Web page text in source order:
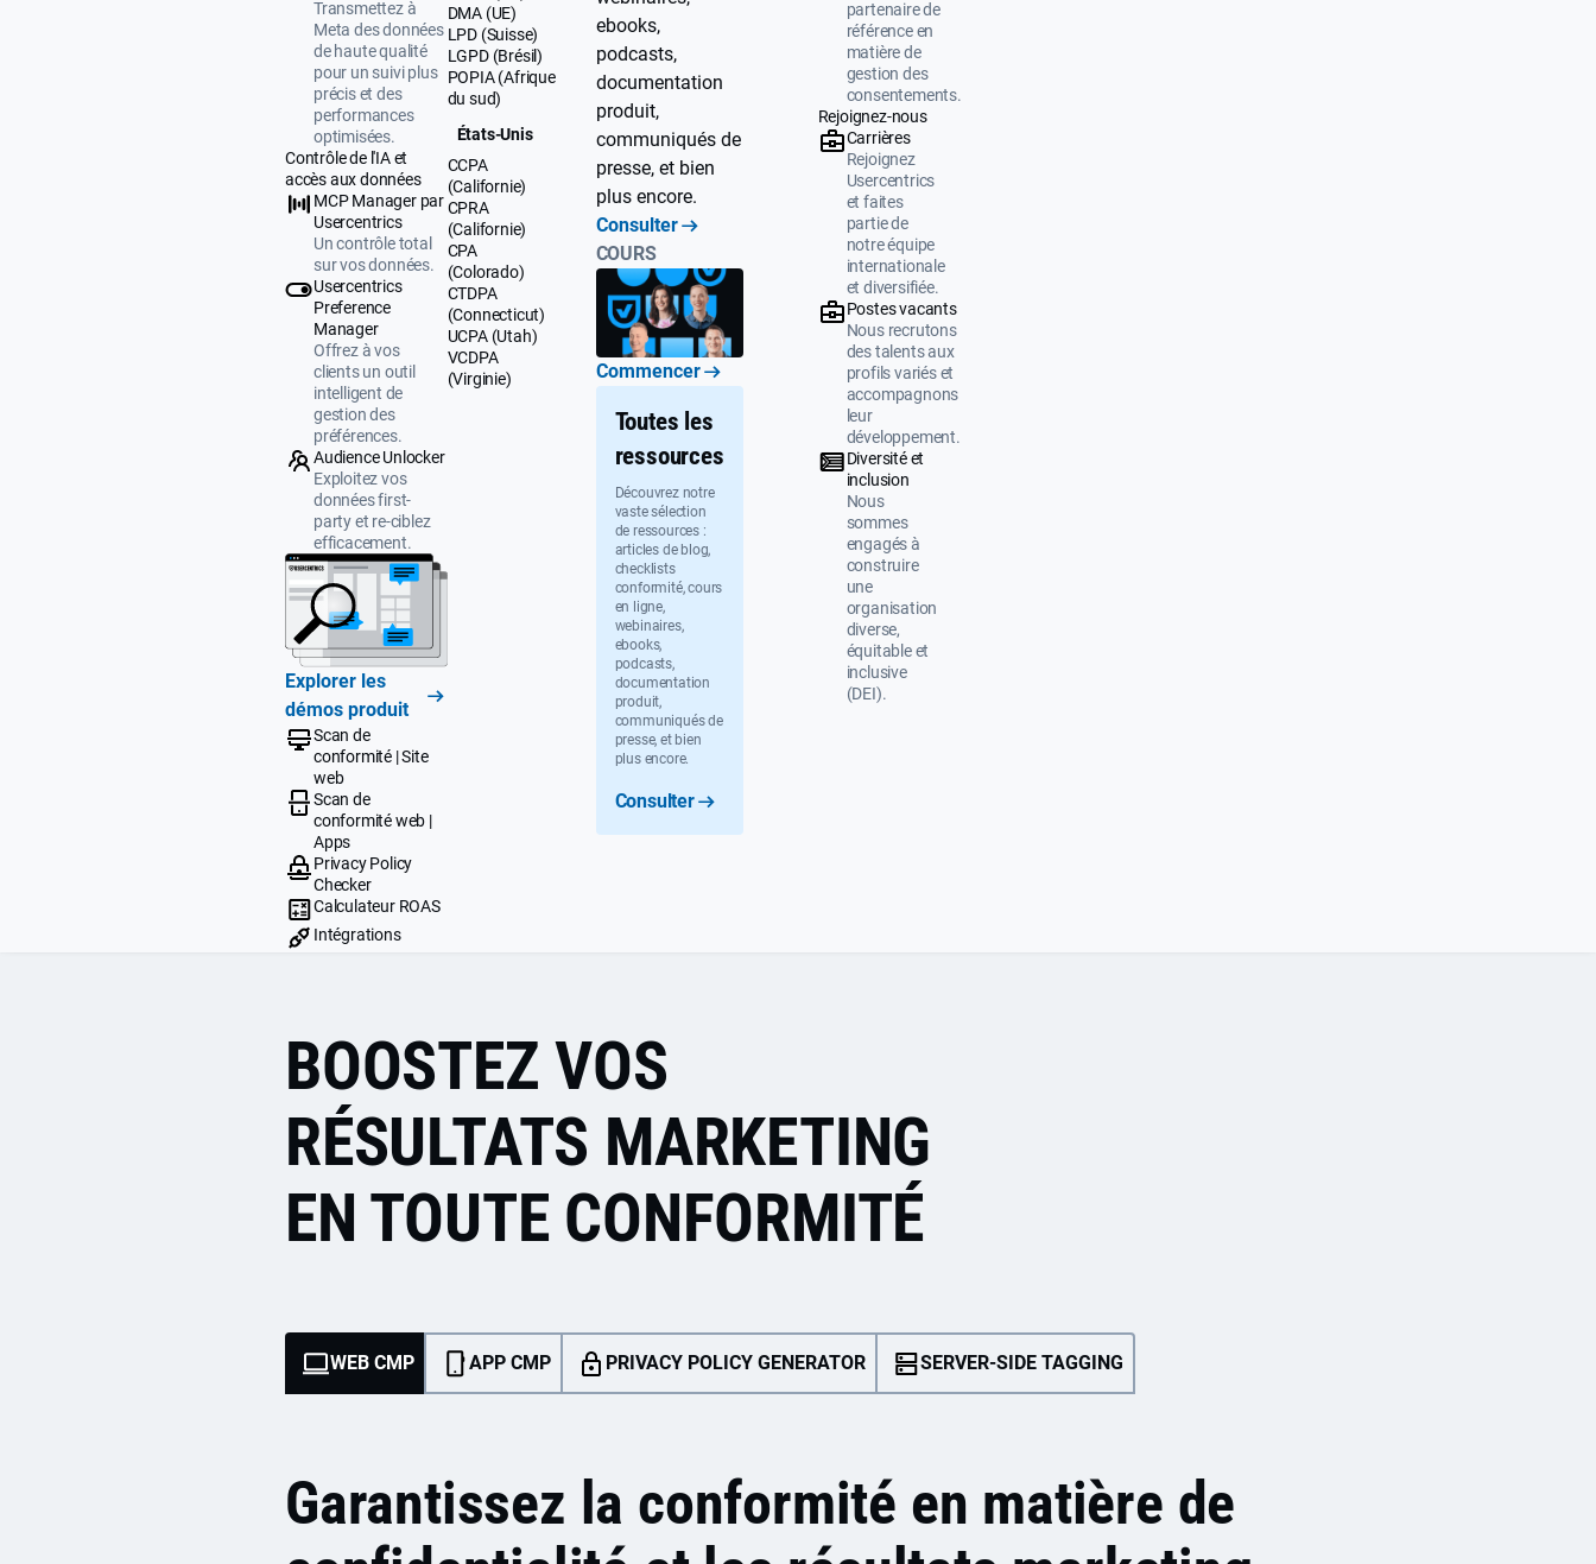
Transmettez à
Meta des données
de haute qualité
pour un suivi plus
précis et des
performances
optimisées.
Contrôle de l'IA et
accès aux données
MCP Manager par
Usercentrics
Un contrôle total
sur vos données.
Usercentrics
Preference
Manager
Offrez à vos
clients un outil
intelligent de
gestion des
préférences.
Audience Unlocker
Exploitez vos
données first-
party et re-ciblez
efficacement.
Explorer les
démos produit
Scan de
conformité | Site
web
Scan de
conformité web |
Apps
Privacy Policy
Checker
Calculateur ROAS
Intégrations
DMA (UE)
LPD (Suisse)
LGPD (Brésil)
POPIA (Afrique
du sud)
États-Unis
CCPA
(Californie)
CPRA
(Californie)
CPA
(Colorado)
CTDPA
(Connecticut)
UCPA (Utah)
VCDPA
(Virginie)
ebooks,
podcasts,
documentation
produit,
communiqués de
presse, et bien
plus encore.
Consulter
COURS
Commencer
Toutes les
ressources
Découvrez notre
vaste sélection
de ressources :
articles de blog,
checklists
conformité, cours
en ligne,
webinaires,
ebooks,
podcasts,
documentation
produit,
communiqués de
presse, et bien
plus encore.
Consulter
partenaire de
référence en
matière de
gestion des
consentements.
Rejoignez-nous
Carrières
Rejoignez
Usercentrics
et faites
partie de
notre équipe
internationale
et diversifiée.
Postes vacants
Nous recrutons
des talents aux
profils variés et
accompagnons
leur
développement.
Diversité et
inclusion
Nous
sommes
engagés à
construire
une
organisation
diverse,
équitable et
inclusive
(DEI).
BOOSTEZ VOS
RÉSULTATS MARKETING
EN TOUTE CONFORMITÉ
WEB CMP APP CMP PRIVACY POLICY GENERATOR SERVER-SIDE TAGGING
Garantissez la conformité en matière de